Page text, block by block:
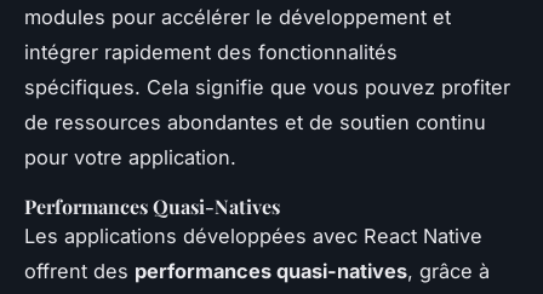
modules pour accélérer le développement et
intégrer rapidement des fonctionnalités
spécifiques. Cela signifie que vous pouvez profiter
de ressources abondantes et de soutien continu
pour votre application.
Performances Quasi-Natives
Les applications développées avec React Native
offrent des performances quasi-natives, grâce à